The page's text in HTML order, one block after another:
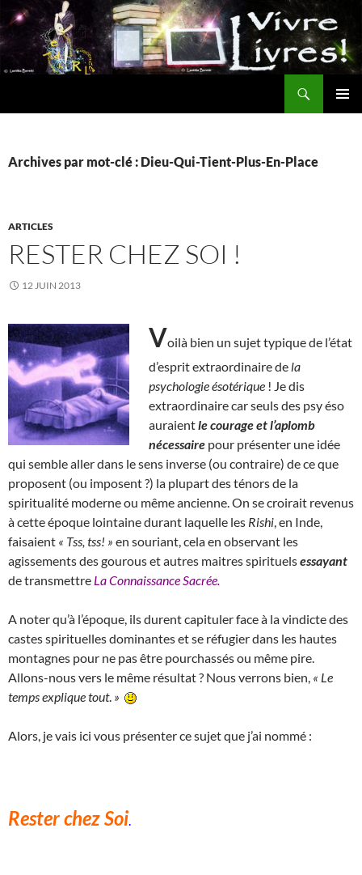
Aller
au
contenu
Archives par mot-clé : Dieu-Qui-Tient-Plus-En-Place
ARTICLES
RESTER CHEZ SOI !
12 JUIN 2013
Voilà bien un sujet typique de l’état
d’esprit extraordinaire de la
psychologie ésotérique ! Je dis
extraordinaire car seuls des psy éso
auraientle courage et l’aplomb
nécessaire pour présenter une idée
qui semble aller dans le sens inverse (ou contraire) de ce que
proposent (ou imposent ?) la plupart des ténors de la
spiritualité moderne ou même ancienne. On se croirait revenus
à cette époque lointaine durant laquelle les Rishi , en Inde,
faisaient « Tss, tss! » en souriant, cela en observant les
agissements des gourous et autres maitres spirituelsessayant
de transmettre La Connaissance Sacrée.
A noter qu’à l’époque, ils durent capituler face à la vindicte des
castes spirituelles dominantes et se réfugier dans les hautes
montagnes pour ne pas être pourchassés ou même pire.
Allons-nous vers le même résultat ? Nous verrons bien, « Le
temps explique tout. »
Alors, je vais ici vous présenter ce sujet que j’ai nommé :
Rester chez Soi